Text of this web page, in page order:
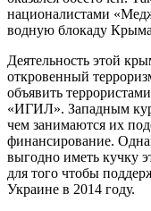
националистами
водную блокаду
Деятельность этой
откровенный
объявить
«ИГИЛ». Западным
чем занимаются их
финансирование.
выгодно иметь кучку
для того чтобы
Украине в 2014 году.